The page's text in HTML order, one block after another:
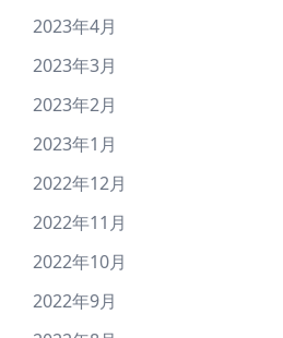
2023年4月
2023年3月
2023年2月
2023年1月
2022年12月
2022年11月
2022年10月
2022年9月